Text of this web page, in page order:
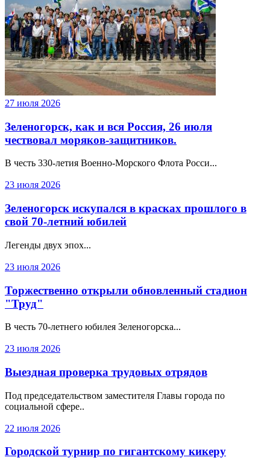
27 июля 2026
Зеленогорск, как и вся Россия, 26 июля
чествовал моряков-защитников.
В честь 330‑летия Военно‑Морского Флота Росси...
23 июля 2026
Зеленогорск искупался в красках прошлого в
свой 70-летний юбилей
Легенды двух эпох...
23 июля 2026
Торжественно открыли обновленный стадион
"Труд"
В честь 70-летнего юбилея Зеленогорска...
23 июля 2026
Выездная проверка трудовых отрядов
Под председательством заместителя Главы города по
социальной сфере..
22 июля 2026
Городской турнир по гигантскому кикеру